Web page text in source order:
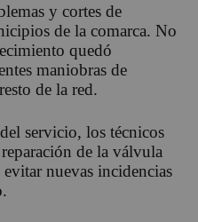
y cortes de
de la comarca. No
quedó
maniobras de
de la red.
servicio, los técnicos
de la válvula
nuevas incidencias